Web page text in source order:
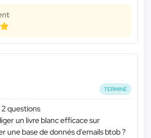
TERMINÉ
questions
un livre blanc efficace sur
une base de donnés d'emails btob ?